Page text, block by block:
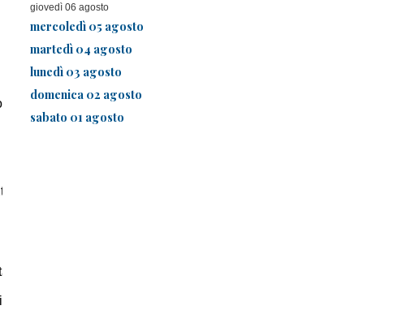
giovedì 06 agosto
mercoledì 05 agosto
martedì 04 agosto
lunedì 03 agosto
domenica 02 agosto
sabato 01 agosto